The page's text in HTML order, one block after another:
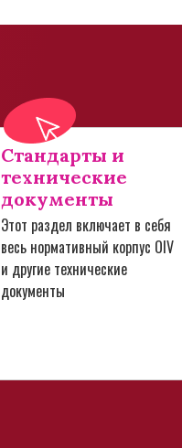
Стандарты и
технические
документы
Этот раздел включает в себя
весь нормативный корпус OIV
и другие технические
документы